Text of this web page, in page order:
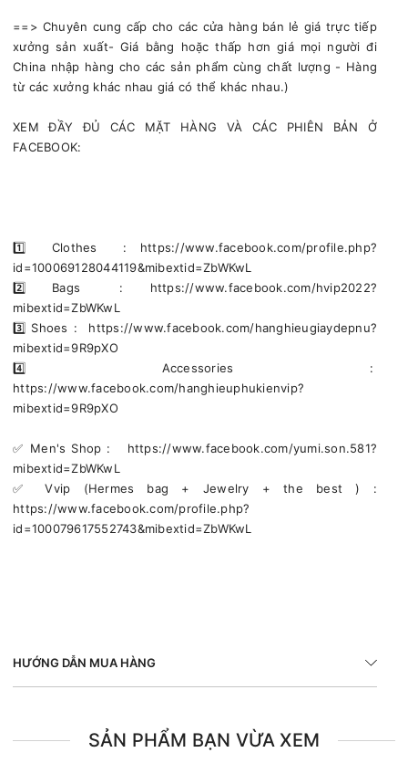
==> Chuyên cung cấp cho các cửa hàng bán lẻ giá trực tiếp
xưởng sản xuất- Giá bằng hoặc thấp hơn giá mọi người đi
China nhập hàng cho các sản phẩm cùng chất lượng - Hàng
từ các xưởng khác nhau giá có thể khác nhau.)
XEM ĐẦY ĐỦ CÁC MẶT HÀNG VÀ CÁC PHIÊN BẢN Ở
FACEBOOK:
1️⃣ Clothes : https://www.facebook.com/profile.php?
id=100069128044119&mibextid=ZbWKwL
2️⃣ Bags : https://www.facebook.com/hvip2022?
mibextid=ZbWKwL
3️⃣ Shoes : https://www.facebook.com/hanghieugiaydepnu?
mibextid=9R9pXO
4️⃣ Accessories :
https://www.facebook.com/hanghieuphukienvip?
mibextid=9R9pXO
✅️ Men's Shop : https://www.facebook.com/yumi.son.581?
mibextid=ZbWKwL
✅️ Vvip (Hermes bag + Jewelry + the best ) :
https://www.facebook.com/profile.php?
id=100079617552743&mibextid=ZbWKwL
HƯỚNG DẪN MUA HÀNG
SẢN PHẨM BẠN VỪA XEM